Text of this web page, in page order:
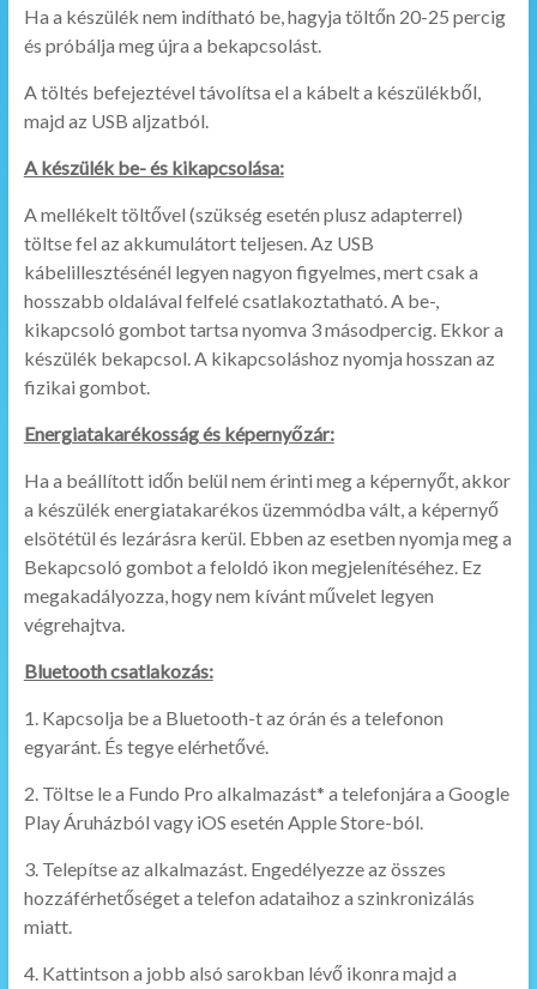
Ha a készülék nem indítható be, hagyja töltőn 20-25 percig
és próbálja meg újra a bekapcsolást.
A töltés befejeztével távolítsa el a kábelt a készülékből,
majd az USB aljzatból.
A készülék be- és kikapcsolása:
A mellékelt töltővel (szükség esetén plusz adapterrel)
töltse fel az akkumulátort teljesen. Az USB
kábelillesztésénél legyen nagyon figyelmes, mert csak a
hosszabb oldalával felfelé csatlakoztatható. A be-,
kikapcsoló gombot tartsa nyomva 3 másodpercig. Ekkor a
készülék bekapcsol. A kikapcsoláshoz nyomja hosszan az
fizikai gombot.
Energiatakarékosság és képernyőzár:
Ha a beállított időn belül nem érinti meg a képernyőt, akkor
a készülék energiatakarékos üzemmódba vált, a képernyő
elsötétül és lezárásra kerül. Ebben az esetben nyomja meg a
Bekapcsoló gombot a feloldó ikon megjelenítéséhez. Ez
megakadályozza, hogy nem kívánt művelet legyen
végrehajtva.
Bluetooth csatlakozás:
1. Kapcsolja be a Bluetooth-t az órán és a telefonon
egyaránt. És tegye elérhetővé.
2. Töltse le a Fundo Pro alkalmazást* a telefonjára a Google
Play Áruházból vagy iOS esetén Apple Store-ból.
3. Telepítse az alkalmazást. Engedélyezze az összes
hozzáférhetőséget a telefon adataihoz a szinkronizálás
miatt.
4. Kattintson a jobb alsó sarokban lévő ikonra majd a